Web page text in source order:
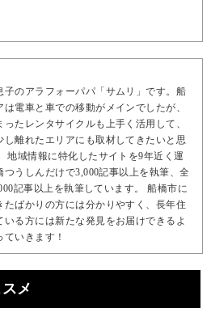
子のアラフォーパパ「サムリ」です。船
は電車と車での移動がメインでしたが、
ったレンタサイクルも上手く活用して、
し離れたエリアにも取材してきたいと思
地域情報に特化したサイトを9年近く運
つうしんだけで3,000記事以上を執筆、全
記事以上を執筆しています。 船橋市に
たばかりの方には分かりやすく、長年住
いる方には新たな発見をお届けできるよ
ていきます！
メ